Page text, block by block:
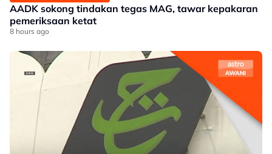
AADK sokong tindakan tegas MAG, tawar kepakaran
pemeriksaan ketat
8 hours ago